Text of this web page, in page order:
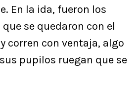
En la ida, fueron los
se quedaron con el
corren con ventaja, algo
pupilos ruegan que se